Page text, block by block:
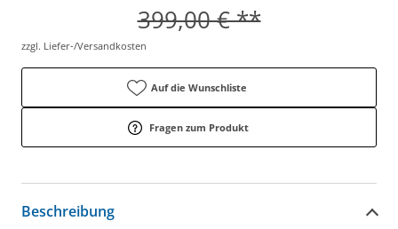
399,00 € **
zzgl. Liefer-/Versandkosten
Auf die Wunschliste
Fragen zum Produkt
Beschreibung